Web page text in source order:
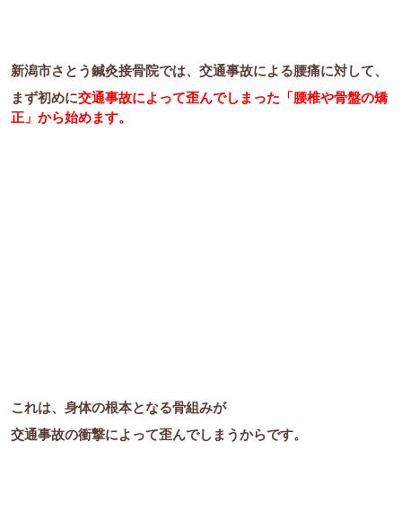
新潟市さとう鍼灸接骨院では、交通事故による腰痛に対して、
まず初めに交通事故によって歪んでしまった「腰椎や骨盤の矯
正」から始めます。
これは、身体の根本となる骨組みが
交通事故の衝撃によって歪んでしまうからです。